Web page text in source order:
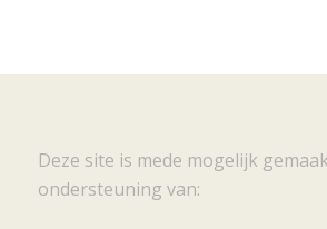
Deze site is mede mogelijk
ondersteuning van: